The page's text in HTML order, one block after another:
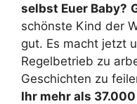
selbst Euer Baby?
schönste Kind der
gut. Es macht jetzt
Regelbetrieb zu
Geschichten zu
Ihr mehr als